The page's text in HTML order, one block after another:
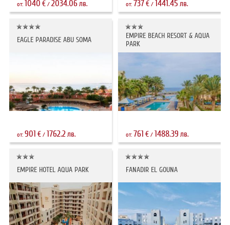
от: 1040 €/ 2034.06лв. от: 737€ / 1441.45 лв.
EAGLE PARADISE ABU SOMA
от: 901 €/ 1762.2 лв.
EMPIRE BEACH RESORT & AQUA
PARK
от: 761 € / 1488.39 лв.
EMPIRE HOTEL AQUA PARK FANADIR EL GOUNA